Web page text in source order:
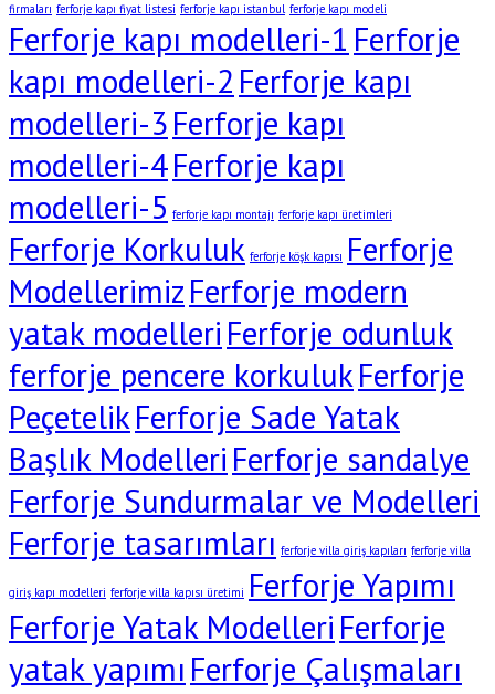
firmaları ferforje kapı fiyat listesi ferforje kapı istanbul ferforje kapı modeli
Ferforje kapı modelleri-1 Ferforje
kapı modelleri-2 Ferforje kapı
modelleri-3Ferforje kapı
modelleri-4Ferforje kapı
modelleri-5 ferforje kapı montajı ferforje kapı üretimleri
Ferforje Korkuluk ferforje köşk kapısı Ferforje
ModellerimizFerforje modern
yatak modelleri Ferforje odunluk
ferforje pencere korkulukFerforje
PeçetelikFerforje Sade Yatak
Başlık Modelleri Ferforje sandalye
Ferforje Sundurmalar ve Modelleri
Ferforje tasarımları ferforje villa giriş kapıları ferforje villa
giriş kapı modelleri ferforje villa kapısı üretimi Ferforje Yapımı
Ferforje Yatak Modelleri Ferforje
yatak yapımı Ferforje Çalışmaları